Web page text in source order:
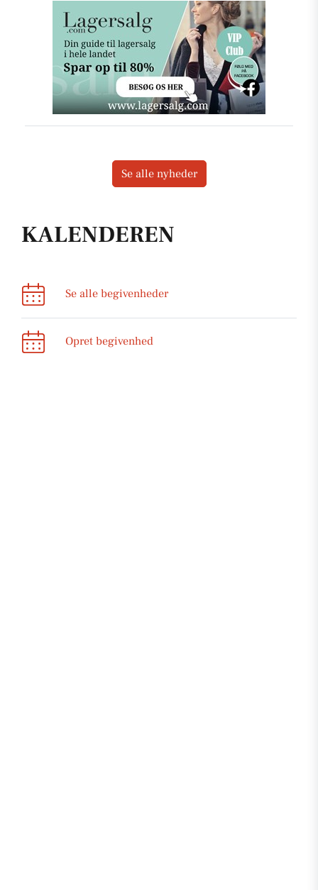
KALENDEREN
Se alle begivenheder
Opret begivenhed
Se alle nyheder